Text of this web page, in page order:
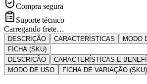
Compra segura
Suporte técnico
Carregando frete…
DESCRIÇÃO CARACTERÍSTICAS
MODO
FICHA (SKU)
DESCRIÇÃO
CARACTERÍSTICAS E
MODO DE USO
FICHA DE VARIAÇÃO (SKU)